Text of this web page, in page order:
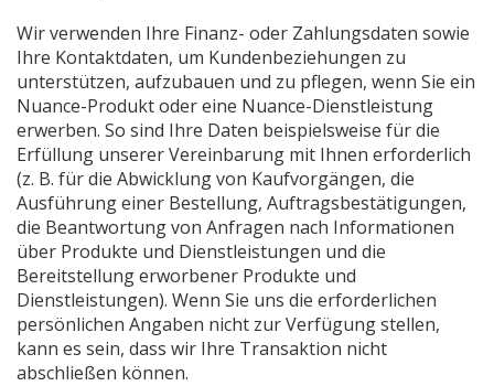
Wir verwenden Ihre Finanz- oder Zahlungsdaten sowie
Ihre Kontaktdaten, um Kundenbeziehungen zu
unterstützen, aufzubauen und zu pflegen, wenn Sie ein
Nuance-Produkt oder eine Nuance-Dienstleistung
erwerben. So sind Ihre Daten beispielsweise für die
Erfüllung unserer Vereinbarung mit Ihnen erforderlich
(z. B. für die Abwicklung von Kaufvorgängen, die
Ausführung einer Bestellung, Auftragsbestätigungen,
die Beantwortung von Anfragen nach Informationen
über Produkte und Dienstleistungen und die
Bereitstellung erworbener Produkte und
Dienstleistungen). Wenn Sie uns die erforderlichen
persönlichen Angaben nicht zur Verfügung stellen,
kann es sein, dass wir Ihre Transaktion nicht
abschließen können.